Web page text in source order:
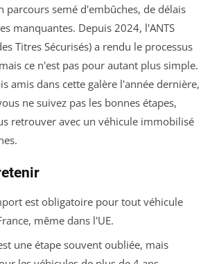
parcours semé d'embûches, de délais
manquantes. Depuis 2024, l'ANTS
Titres Sécurisés) a rendu le processus
ce n'est pas pour autant plus simple.
amis dans cette galère l'année dernière,
ne suivez pas les bonnes étapes,
retrouver avec un véhicule immobilisé
est obligatoire pour tout véhicule
même dans l'UE.
une étape souvent oubliée, mais